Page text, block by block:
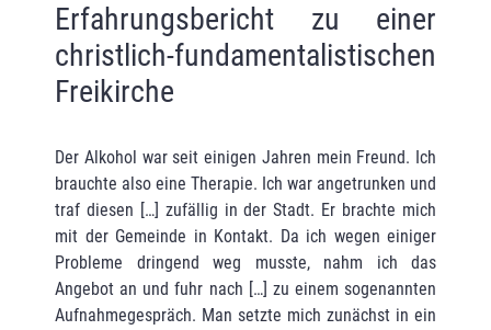
Erfahrungsbericht zu einer
christlich-fundamentalistischen
Freikirche
Der Alkohol war seit einigen Jahren mein Freund. Ich
brauchte also eine Therapie. Ich war angetrunken und
traf diesen […] zufällig in der Stadt. Er brachte mich
mit der Gemeinde in Kontakt. Da ich wegen einiger
Probleme dringend weg musste, nahm ich das
Angebot an und fuhr nach […] zu einem sogenannten
Aufnahmegespräch. Man setzte mich zunächst in ein